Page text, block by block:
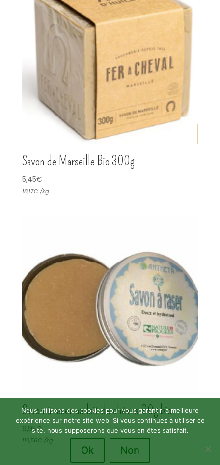
Savon de Marseille Bio 300g
5,45€
18,17€ /kg
Savon à raser au lait de chèvre 90g bio
9,95€
110,56€ /kg
Nous utilisons des cookies pour vous garantir la meilleure
expérience sur notre site web. Si vous continuez à utiliser ce
site, nous supposerons que vous en êtes satisfait.
Ok Non